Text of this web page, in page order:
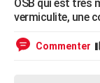
OSB qui est très
vermiculite, une
Commenter